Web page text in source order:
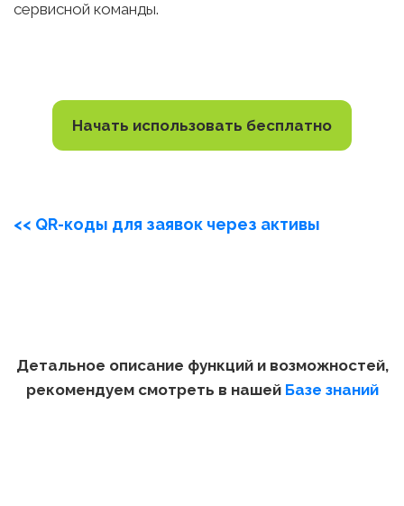
сервисной команды.
Начать использовать бесплатно
<< QR-коды для заявок через активы
Детальное описание функций и возможностей,
рекомендуем смотреть в нашей Базе знаний